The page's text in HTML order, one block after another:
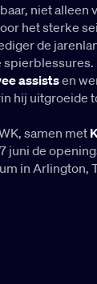
niet alleen
het sterke
de
assistsen
hij uitgroeide
samen met
juni de
in Arlington,